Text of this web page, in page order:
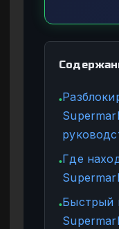
●
●Где
●Быстрый